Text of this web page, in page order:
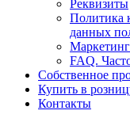
Реквизиты
Политика
данных
FAQ.
Собственное
Купить в
Контакты